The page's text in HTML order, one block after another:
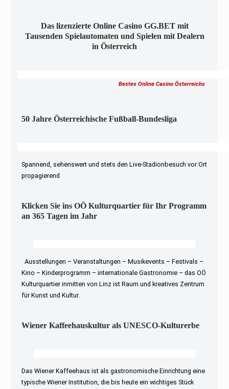
Das lizenzierte Online Casino GG.BET mit
Tausenden Spielautomaten und Spielen mit Dealern
in Österreich
Bestes Online Casino Österreichs
50 Jahre Österreichische Fußball-Bundesliga
Spannend, sehenswert und stets den Live-Stadionbesuch vor Ort
propagierend
Klicken Sie ins OÖ Kulturquartier für Ihr Programm
an 365 Tagen im Jahr
Ausstellungen – Veranstaltungen – Musikevents – Festivals –
Kino – Kinderprogramm – internationale Gastronomie – das OÖ
Kulturquartier inmitten von Linz ist Raum und kreatives Zentrum
für Kunst und Kultur.
Wiener Kaffeehauskultur als UNESCO-Kulturerbe
Das Wiener Kaffeehaus ist als gastronomische Einrichtung eine
typische Wiener Institution, die bis heute ein wichtiges Stück